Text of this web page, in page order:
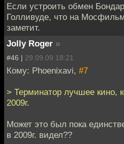
Если устроить обмен
Голливуде, что на
заметит.
Jolly Roger »
#46 | 29.09.09 18:21
Кому: Phoenixavi, #7
> Терминатор лучшее кино,
2009г.
Может это был пока
в 2009г. видел??